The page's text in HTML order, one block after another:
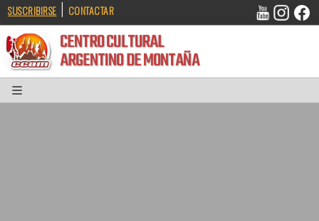
SUSCRIBIRSE | CONTACTAR
CENTRO CULTURAL
ARGENTINO DE MONTAÑA